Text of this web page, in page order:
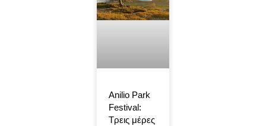
Anilio Park
Festival:
Τρεις μέρες